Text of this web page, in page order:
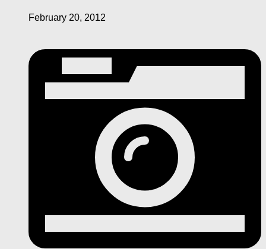
February 20, 2012